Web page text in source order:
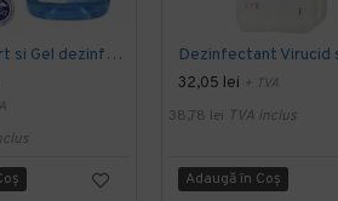
Pachet Spirt si Gel dezinfectant Alchosept
32,05 lei + TVA
38,78 lei TVA inclus
Adaugă în Coş